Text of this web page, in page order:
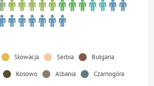
Słowacja Serbia
Bułgaria
Kosowo Albania
Czarnogóra